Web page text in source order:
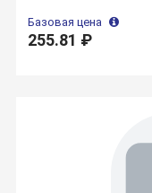
Базовая цена
255.81 ₽